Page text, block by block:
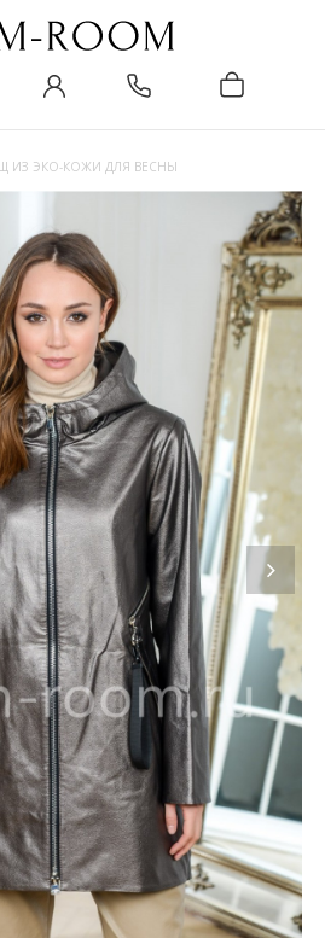
ИЗ ЭКО-КОЖИ ДЛЯ ВЕСНЫ